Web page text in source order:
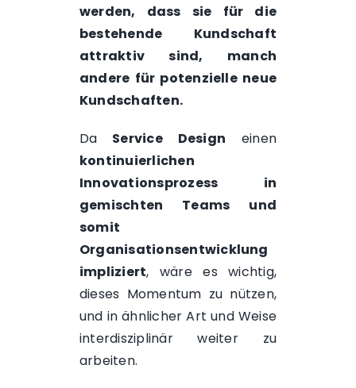
werden, dass sie für die
bestehende Kundschaft
attraktiv sind, manch
andere für potenzielle neue
Kundschaften.
Da Service Design einen
kontinuierlichen
Innovationsprozess in
gemischten Teams und
somit
Organisationsentwicklung
impliziert, wäre es wichtig,
dieses Momentum zu nützen,
und in ähnlicher Art und Weise
interdisziplinär weiter zu
arbeiten.